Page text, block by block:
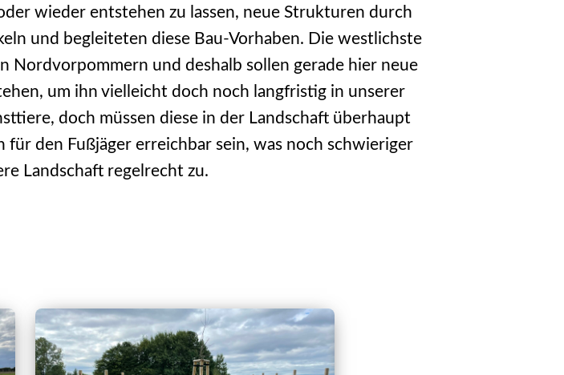
wieder entstehen zu lassen, neue Strukturen durch
und begleiteten diese Bau-Vorhaben. Die westlichste
Nordvorpommern und deshalb sollen gerade hier neue
um ihn vielleicht doch noch langfristig in unserer
doch müssen diese in der Landschaft überhaupt
den Fußjäger erreichbar sein, was noch schwieriger
Landschaft regelrecht zu.